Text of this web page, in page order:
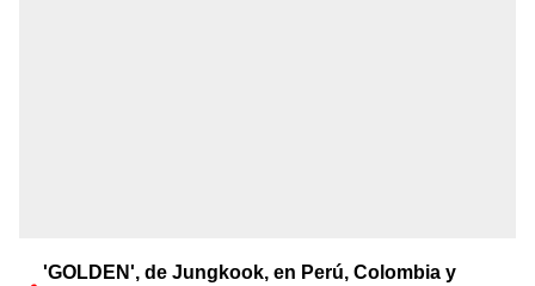
'GOLDEN', de Jungkook, en Perú, Colombia y